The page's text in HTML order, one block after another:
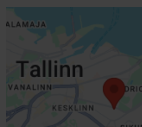
Sisätiloissa